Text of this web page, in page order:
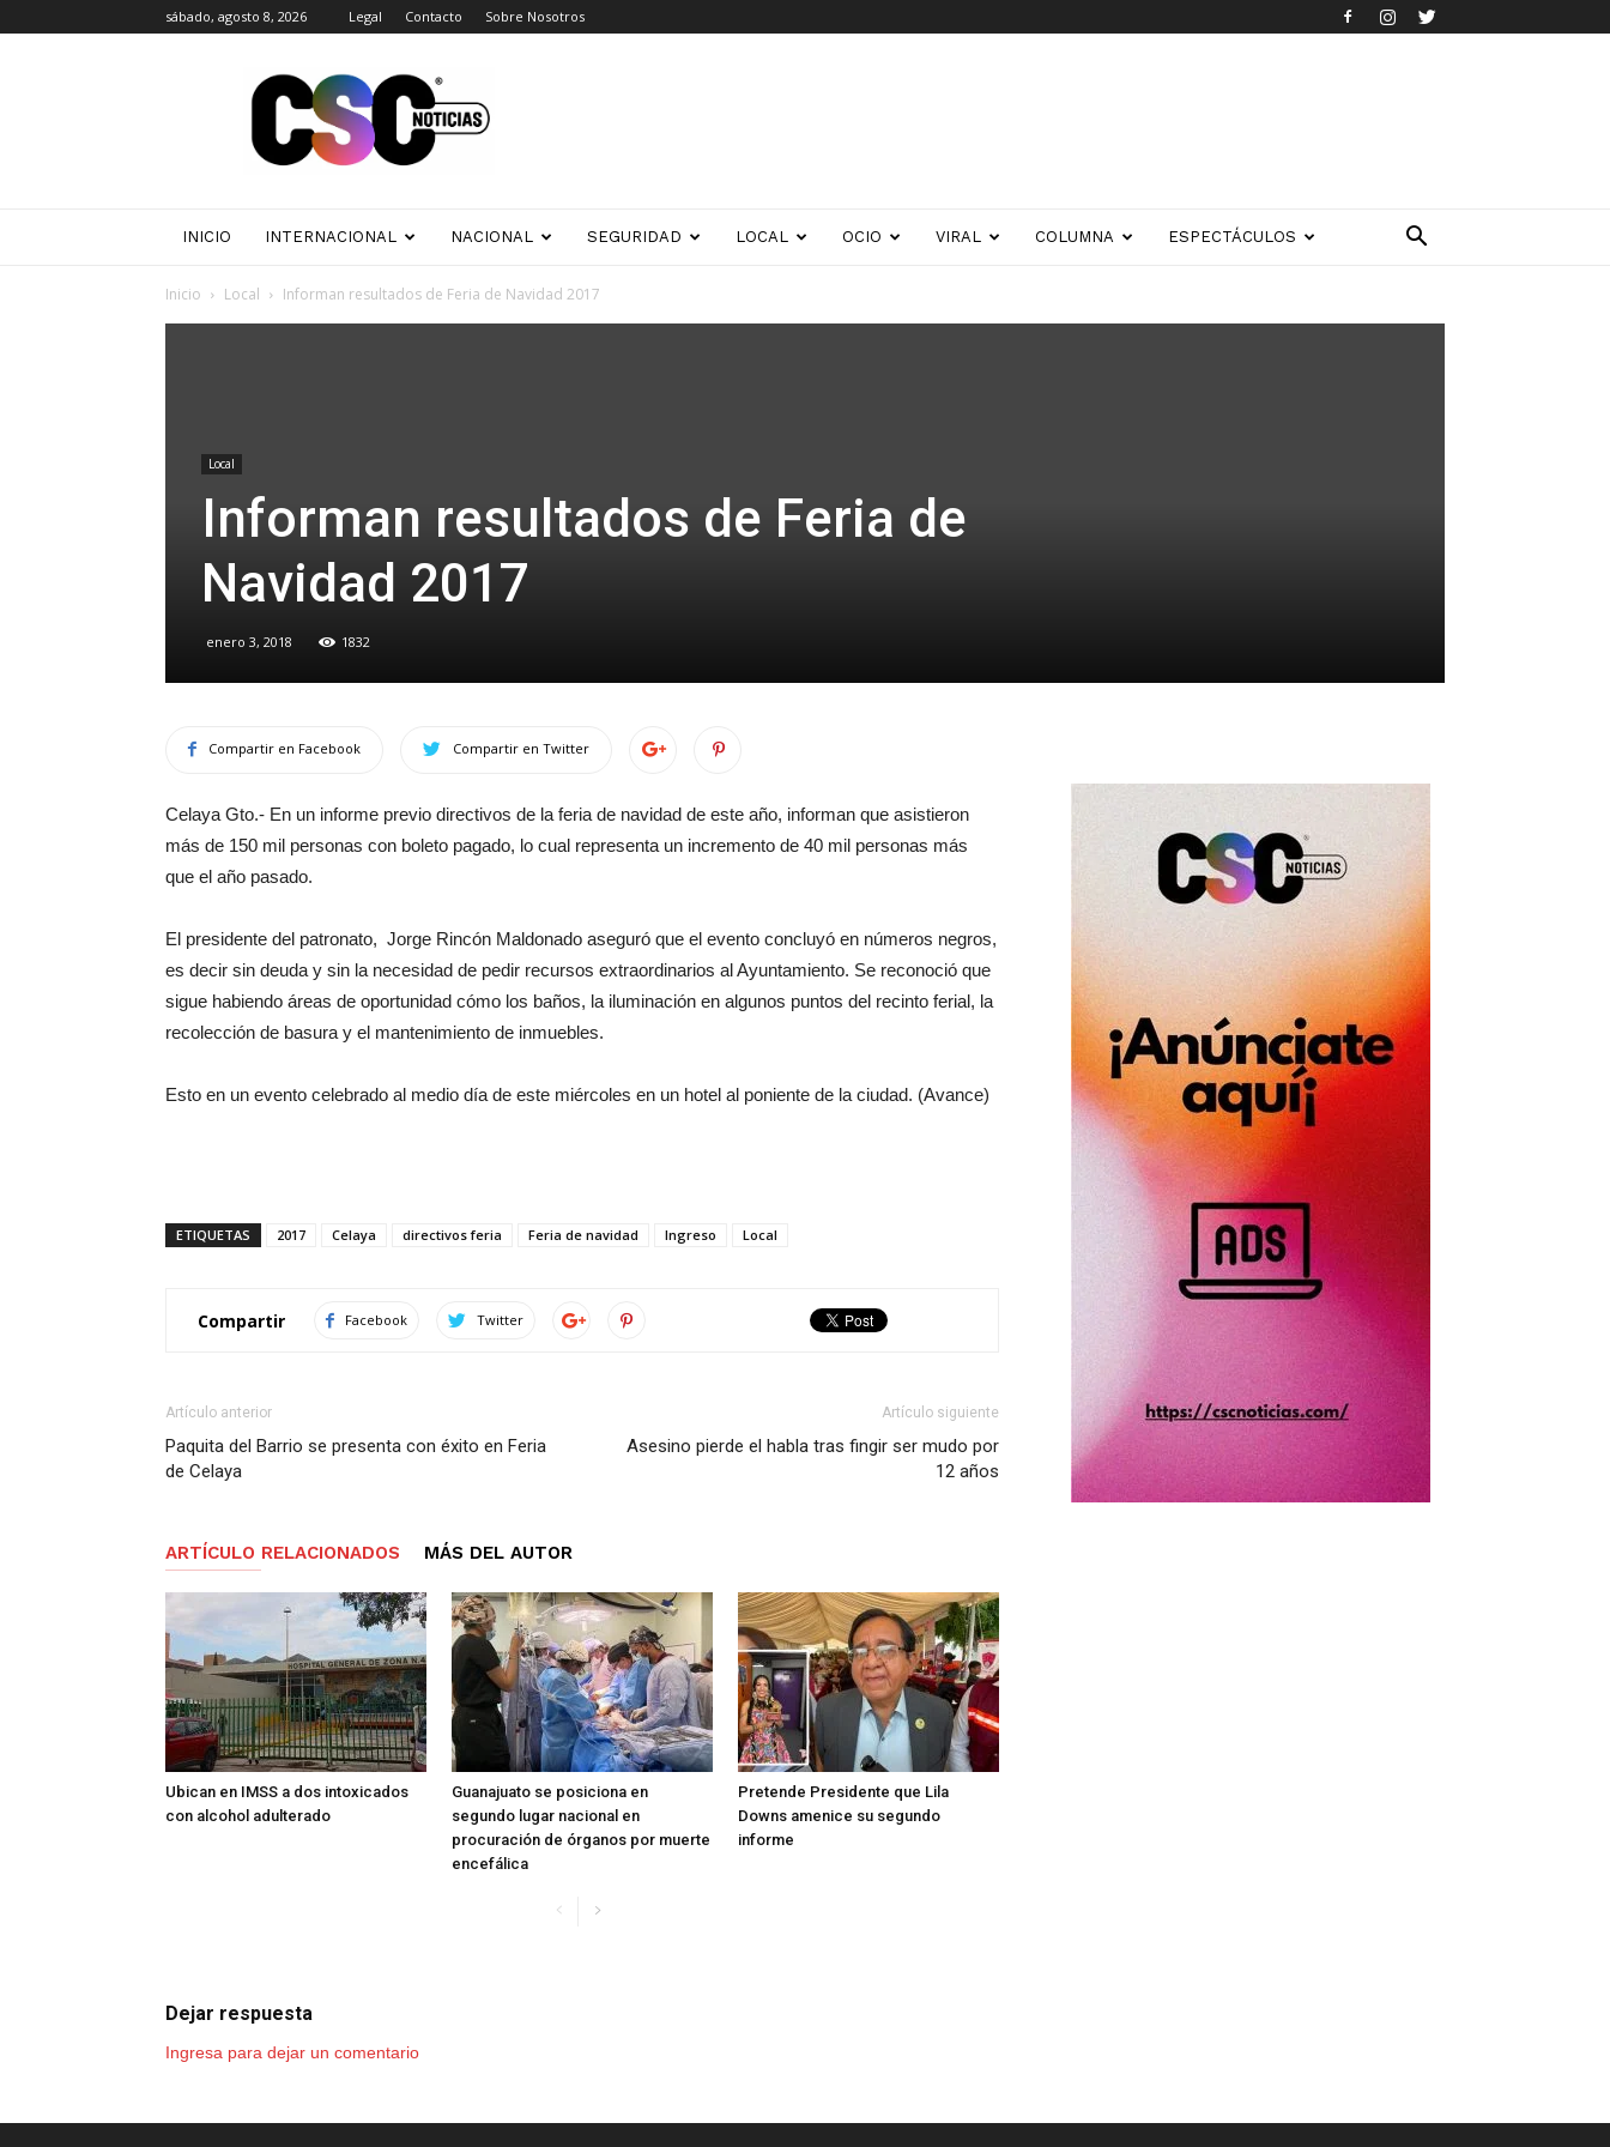
sábado, agosto 8, 2026 Legal Contacto Sobre Nosotros
Noticias
INICIO INTERNACIONAL NACIONAL SEGURIDAD LOCAL OCIO VIRAL COLUMNA ESPECTÁCULOS
Inicio Local Informan resultados de Feria de Navidad 2017
Local
Informan resultados de Feria de
Navidad 2017
enero 3, 2018 1832
Compartir en Facebook Compartir en Twitter
Celaya Gto.- En un informe previo directivos de la feria de navidad de este año, informan que asistieron
más de 150 mil personas con boleto pagado, lo cual representa un incremento de 40 mil personas más
que el año pasado.
El presidente del patronato, Jorge Rincón Maldonado aseguró que el evento concluyó en números negros,
es decir sin deuda y sin la necesidad de pedir recursos extraordinarios al Ayuntamiento. Se reconoció que
sigue habiendo áreas de oportunidad cómo los baños, la iluminación en algunos puntos del recinto ferial, la
recolección de basura y el mantenimiento de inmuebles.
Esto en un evento celebrado al medio día de este miércoles en un hotel al poniente de la ciudad. (Avance)
ETIQUETAS 2017 Celaya directivos feria Feria de navidad Ingreso Local
Compartir Facebook Twitter
Artículo anterior
Paquita del Barrio se presenta con éxito en Feria
de Celaya
Artículo siguiente
Asesino pierde el habla tras fingir ser mudo por
12 años
ARTÍCULO RELACIONADOS MÁS DEL AUTOR
Ubican en IMSS a dos intoxicados
con alcohol adulterado
Guanajuato se posiciona en
segundo lugar nacional en
procuración de órganos por muerte
encefálica
Pretende Presidente que Lila
Downs amenice su segundo
informe
Dejar respuesta
Ingresa para dejar un comentario